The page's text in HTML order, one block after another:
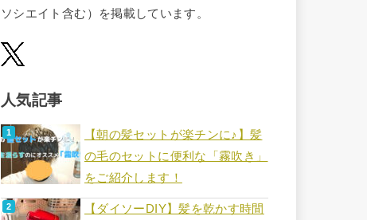
ソシエイト含む）を掲載しています。
人気記事
【朝の髪セットが楽チンに♪】髪
の毛のセットに便利な「霧吹き」
をご紹介します！
【ダイソーDIY】髪を乾かす時間